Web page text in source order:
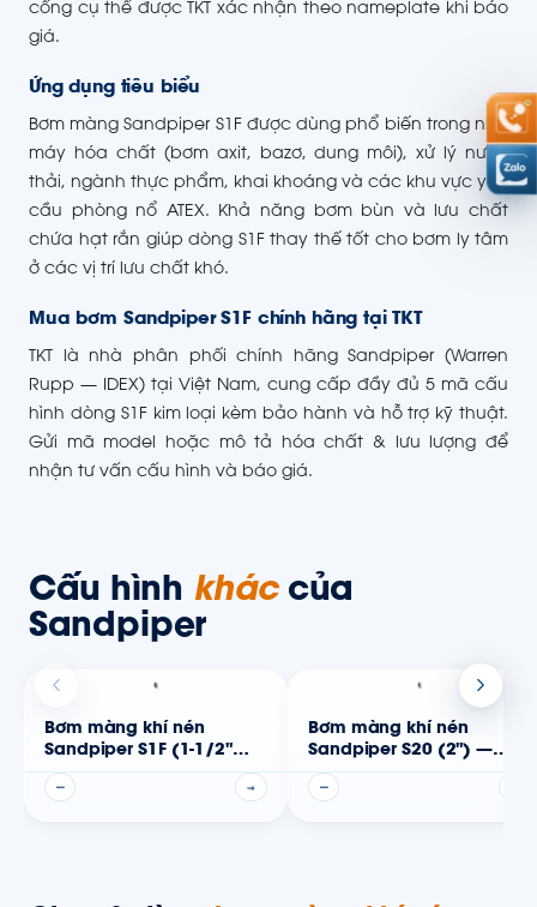
cổng cụ thể được TKT xác nhận theo nameplate khi báo
giá.
Ứng dụng tiêu biểu
Bơm màng Sandpiper S1F được dùng phổ biến trong nhà
máy hóa chất (bơm axit, bazơ, dung môi), xử lý nước
thải, ngành thực phẩm, khai khoáng và các khu vực yêu
cầu phòng nổ ATEX. Khả năng bơm bùn và lưu chất
chứa hạt rắn giúp dòng S1F thay thế tốt cho bơm ly tâm
ở các vị trí lưu chất khó.
Mua bơm Sandpiper S1F chính hãng tại TKT
TKT là nhà phân phối chính hãng Sandpiper (Warren
Rupp — IDEX) tại Việt Nam, cung cấp đầy đủ 5 mã cấu
hình dòng S1F kim loại kèm bảo hành và hỗ trợ kỹ thuật.
Gửi mã model hoặc mô tả hóa chất & lưu lượng để
nhận tư vấn cấu hình và báo giá.
Cấu hình kháccủa
Sandpiper
Bơm màng khí nén
Sandpiper S1F (1-1/2"
(van lật)) — Thân phi kim
—
→
Bơm màng khí nén
Sandpiper S20 (2") —
Thân phi kim
—